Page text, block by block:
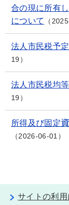
合の現に所有
について
法人市民税予
19
法人市民税均
19
所得及び固定
2026-06-01
サイトの利